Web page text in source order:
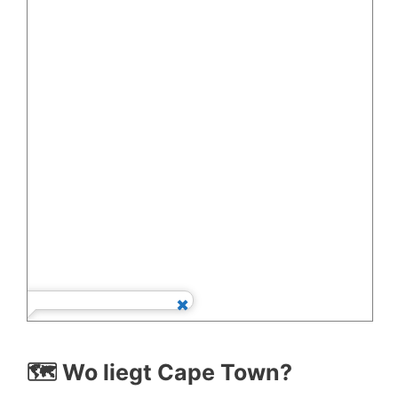
🗺️ Wo liegt Cape Town?